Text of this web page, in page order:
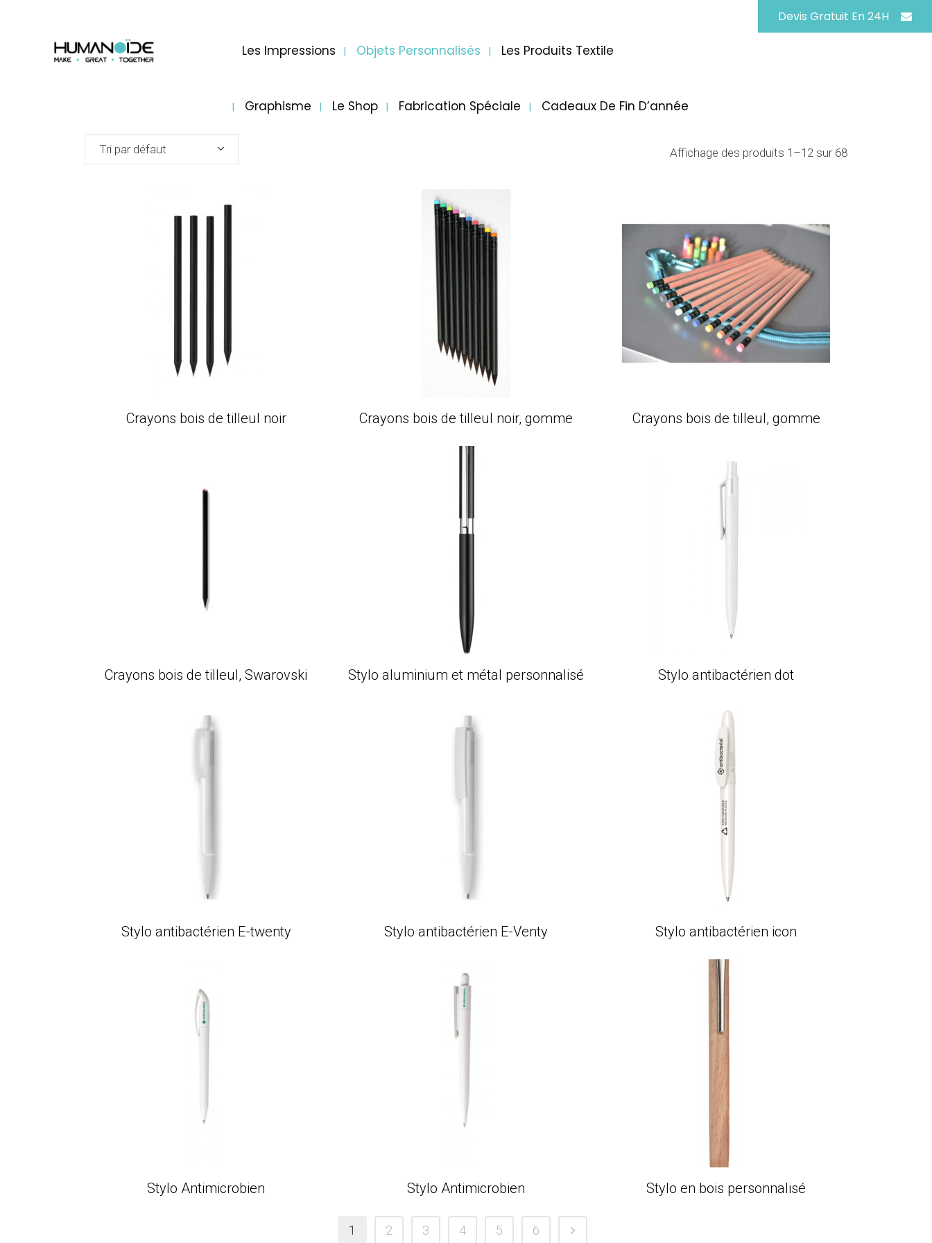
Devis Gratuit En 24H
Les Impressions Objets Personnalisés Les Produits Textile
Graphisme Le Shop Fabrication Spéciale Cadeaux De Fin D’année
Affichage des produits 1–12 sur 68
Tri par défaut
Crayons bois de tilleul noir Crayons bois de tilleul noir, gomme Crayons bois de tilleul, gomme
Crayons bois de tilleul, Swarovski Stylo aluminium et métal personnalisé Stylo antibactérien dot
Stylo antibactérien E-twenty Stylo antibactérien E-Venty Stylo antibactérien icon
Stylo Antimicrobien Stylo Antimicrobien Stylo en bois personnalisé
1 2 3 4 5 6